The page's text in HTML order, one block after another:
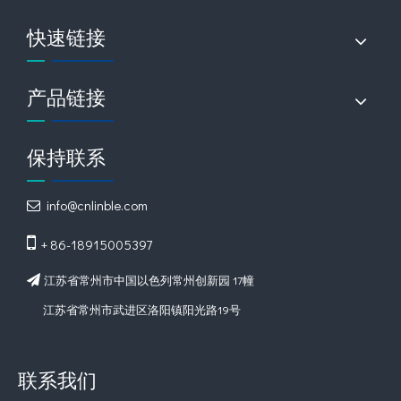
快速链接
产品链接
保持联系
 info@cnlinble.com
 + 86-18915005397
 江苏省常州市中国以色列常州创新园 17幢
江苏省常州市武进区洛阳镇阳光路19号
联系我们